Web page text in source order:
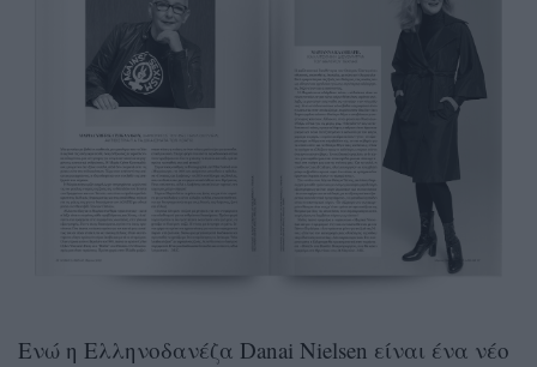
Ενώ η Ελληνοδανέζα Danai Nielsen είναι ένα νέο